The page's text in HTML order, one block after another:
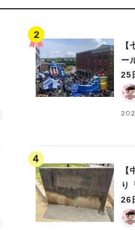
ー
25
広
開催
4
り
26